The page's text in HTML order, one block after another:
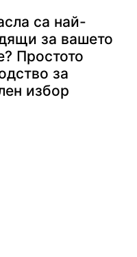
са най-
за вашето
Простото
за
избор